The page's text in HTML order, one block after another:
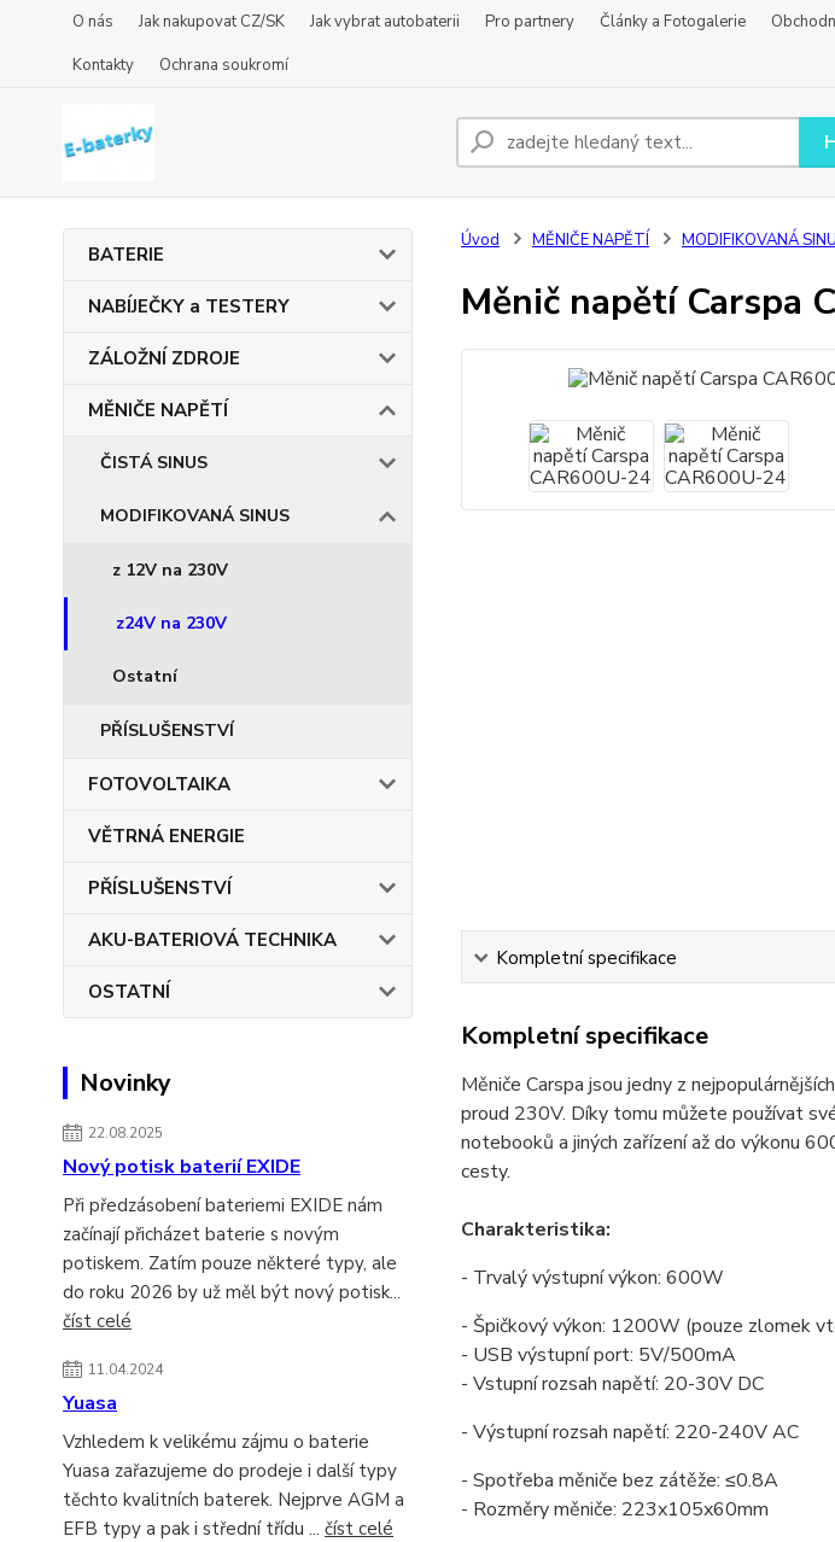
O nás Jak nakupovat CZ/SK Jak vybrat autobaterii Pro partnery Články a Fotogalerie
Kontakty
Ochrana soukromí
BATERIE
NABÍJEČKY a TESTERY
ZÁLOŽNÍ ZDROJE
MĚNIČE NAPĚTÍ
ČISTÁ SINUS
MODIFIKOVANÁ SINUS
z 12V na 230V
z24V na 230V
Ostatní
PŘÍSLUŠENSTVÍ
FOTOVOLTAIKA
VĚTRNÁ ENERGIE
PŘÍSLUŠENSTVÍ
AKU-BATERIOVÁ TECHNIKA
OSTATNÍ
Novinky
22.08.2025
Nový potisk baterií EXIDE
Při předzásobení bateriemi EXIDE nám
začínají přicházet baterie s novým
potiskem. Zatím pouze některé typy, ale
do roku 2026 by už měl být nový potisk...
číst celé
11.04.2024
Yuasa
Vzhledem k velikému zájmu o baterie
Yuasa zařazujeme do prodeje i další typy
těchto kvalitních baterek. Nejprve AGM a
EFB typy a pak i střední třídu ... číst celé
Úvod MĚNIČE NAPĚTÍ MODIFIKOVANÁ
Měnič napětí Carspa
Kompletní specifikace
Kompletní specifikace
Měniče Carspa jsou jedny z
proud 230V. Díky tomu můžete používat
notebooků a jiných zařízení až do výkonu
cesty.
Charakteristika:
- Trvalý výstupní výkon: 600W
- Špičkový výkon: 1200W (pouze zlomek
- USB výstupní port: 5V/500mA
- Vstupní rozsah napětí: 20-30V DC
- Výstupní rozsah napětí: 220-240V AC
- Spotřeba měniče bez zátěže: ≤0.8A
- Rozměry měniče: 223x105x60mm